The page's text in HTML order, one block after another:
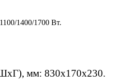
1400/1700 Вт.
мм: 830х170х230.